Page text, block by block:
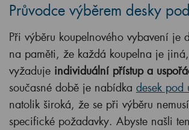
Průvodce výběrem desky
Při výběru koupelnového vybavení je
na paměti, že každá koupelna je
vyžaduje individuální přístup a
současné době je nabídka desek pod
natolik široká, že se při výběru
specifické požadavky. Abyste našli